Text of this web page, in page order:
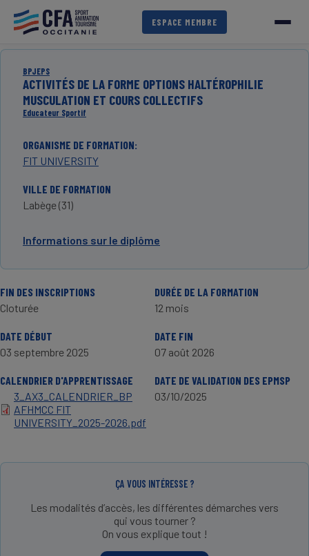
contenu
principal
ESPACE MEMBRE
BPJEPS
ACTIVITÉS DE LA FORME OPTIONS HALTÉROPHILIE
MUSCULATION ET COURS COLLECTIFS
Educateur Sportif
ORGANISME DE FORMATION
FIT UNIVERSITY
VILLE DE FORMATION
Labège (31)
Informations sur le diplôme
FIN DES INSCRIPTIONS
Cloturée
DURÉE DE LA FORMATION
12 mois
DATE DÉBUT
03 septembre 2025
DATE FIN
07 août 2026
CALENDRIER D'APPRENTISSAGE
3_AX3_CALENDRIER_BP
AFHMCC FIT
UNIVERSITY_2025-2026.pdf
DATE DE VALIDATION DES EPMSP
03/10/2025
ÇA VOUS INTÉRESSE ?
Les modalités d’accès, les différentes démarches vers
qui vous tourner ?
On vous explique tout !